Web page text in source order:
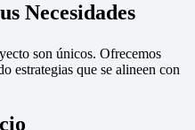
Necesidades
son únicos. Ofrecemos
estrategias que se alineen con